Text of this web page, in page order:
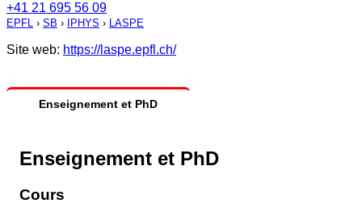
+41 21 695 56 09
EPFL › SB › IPHYS › LASPE
Site web: https://laspe.epfl.ch/
Enseignement et PhD
Enseignement et PhD
Cours